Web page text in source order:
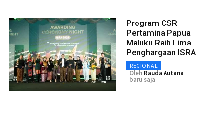
Program CSR
Pertamina Papua
Maluku Raih Lima
Penghargaan ISRA
REGIONAL
Oleh Rauda Autana
baru saja